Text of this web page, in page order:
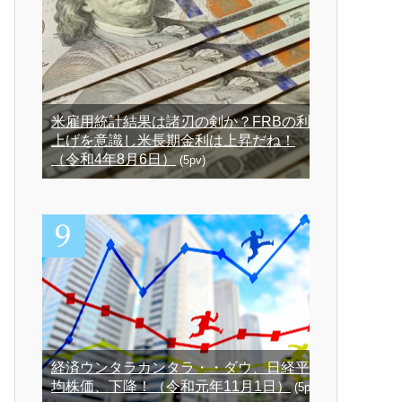
米雇用統計結果は諸刃の剣か？FRBの利
上げを意識し米長期金利は上昇だね！
（令和4年8月6日） (5pv)
経済ウンタラカンタラ・・ダウ、日経平
均株価、下降！（令和元年11月1日）(5pv)